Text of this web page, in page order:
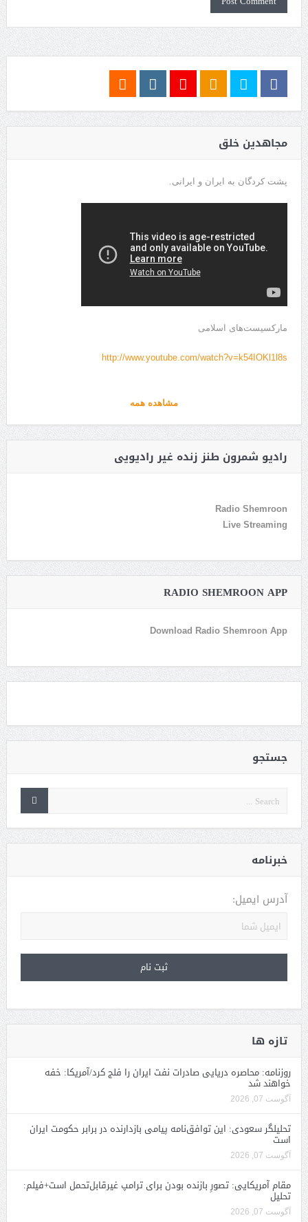
مجاهدین خلق
پشت کردگان به ایران و ایرانی.
مارکسیست‌های اسلامی
http://www.youtube.com/watch?v=k54IOKl1l8s
مشاهده همه
رادیو شمرون طنز زنده غیر رادیویی
Radio Shemroon
Live Streaming
RADIO SHEMROON APP
Download Radio Shemroon App
جستجو
خبرنامه
آدرس ایمیل:
تازه ها
روزنامه: محاصره دریایی صادرات نفت ایران را فلج کرد/آمریکا: خفه
خواهند شد
آگوست 07, 2026
تحلیلگر سعودی: این توافق‌نامه پیامی بازدارنده در برابر حکومت ایران
است
آگوست 07, 2026
مقام آمریکایی: تصورِ بازنده بودن برای ترامپ غیرقابل‌تحمل است+فیلم:
تحلیل
آگوست 07, 2026